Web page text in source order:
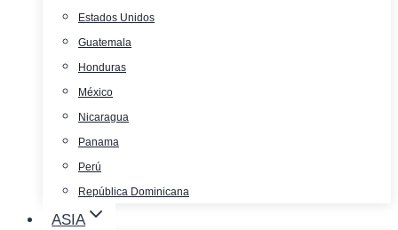
Estados Unidos
Guatemala
Honduras
México
Nicaragua
Panama
Perú
República Dominicana
ASIA